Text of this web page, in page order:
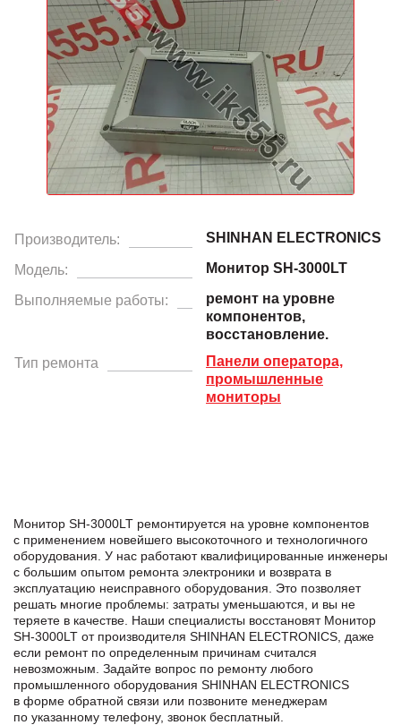
Производитель: SHINHAN ELECTRONICS
Модель: Монитор SH-3000LT
Выполняемые работы:
ремонт на уровне
компонентов,
восстановление.
Тип ремонта
Панели оператора,
промышленные
мониторы
Монитор SH-3000LT ремонтируется на уровне компонентов
с применением новейшего высокоточного и технологичного
оборудования. У нас работают квалифицированные инженеры
с большим опытом ремонта электроники и возврата в
эксплуатацию неисправного оборудования. Это позволяет
решать многие проблемы: затраты уменьшаются, и вы не
теряете в качестве. Наши специалисты восстановят Монитор
SH-3000LT от производителя SHINHAN ELECTRONICS, даже
если ремонт по определенным причинам считался
невозможным. Задайте вопрос по ремонту любого
промышленного оборудования SHINHAN ELECTRONICS
в формe обратной связи или позвоните менеджерам
по указанному телефону, звонок бесплатный.